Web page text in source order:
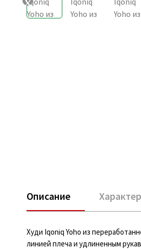
Описание
Худи Iqoniq Yoho из
линией плеча и удлиненным